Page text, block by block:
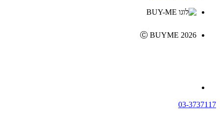
Ⓒ BUYME 2026
03-3737117